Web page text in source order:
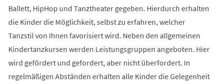
Ballett, HipHop und Tanztheater gegeben. Hierdurch erhalten
die Kinder die Möglichkeit, selbst zu erfahren, welcher
Tanzstil von Ihnen favorisiert wird. Neben den allgemeinen
Kindertanzkursen werden Leistungsgruppen angeboten. Hier
wird gefördert und gefordert, aber nicht überfordert. In
regelmäßigen Abständen erhalten alle Kinder die Gelegenheit